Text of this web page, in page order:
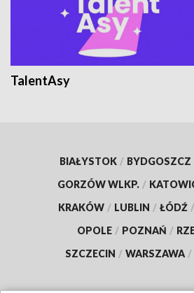
TalentAsy
BIAŁYSTOK / BYDGOSZCZ
GORZÓW WLKP. /
KRAKÓW / LUBLIN / ŁÓDŹ /
OPOLE / POZNAŃ /
SZCZECIN / WARSZAWA /